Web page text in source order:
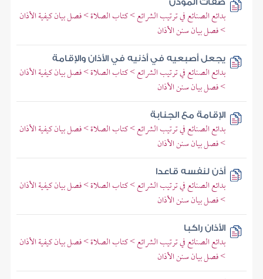
صفات المؤذن
بدائع الصنائع في ترتيب الشرائع > كتاب الصلاة > فصل بيان كيفية الأذان
> فصل بيان سنن الأذان
يجعل أصبعيه في أذنيه في الأذان والإقامة
بدائع الصنائع في ترتيب الشرائع > كتاب الصلاة > فصل بيان كيفية الأذان
> فصل بيان سنن الأذان
الإقامة مع الجنابة
بدائع الصنائع في ترتيب الشرائع > كتاب الصلاة > فصل بيان كيفية الأذان
> فصل بيان سنن الأذان
أذن لنفسه قاعدا
بدائع الصنائع في ترتيب الشرائع > كتاب الصلاة > فصل بيان كيفية الأذان
> فصل بيان سنن الأذان
الأذان راكبا
بدائع الصنائع في ترتيب الشرائع > كتاب الصلاة > فصل بيان كيفية الأذان
> فصل بيان سنن الأذان